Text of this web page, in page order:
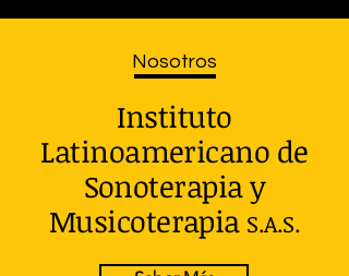
Nosotros
Instituto
Latinoamericano de
Sonoterapia y
Musicoterapia S.A.S.